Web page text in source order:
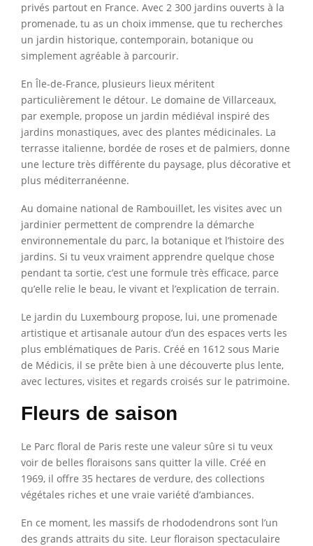
privés partout en France. Avec 2 300 jardins ouverts à la
promenade, tu as un choix immense, que tu recherches
un jardin historique, contemporain, botanique ou
simplement agréable à parcourir.
En Île-de-France, plusieurs lieux méritent
particulièrement le détour. Le domaine de Villarceaux,
par exemple, propose un jardin médiéval inspiré des
jardins monastiques, avec des plantes médicinales. La
terrasse italienne, bordée de roses et de palmiers, donne
une lecture très différente du paysage, plus décorative et
plus méditerranéenne.
Au domaine national de Rambouillet, les visites avec un
jardinier permettent de comprendre la démarche
environnementale du parc, la botanique et l’histoire des
jardins. Si tu veux vraiment apprendre quelque chose
pendant ta sortie, c’est une formule très efficace, parce
qu’elle relie le beau, le vivant et l’explication de terrain.
Le jardin du Luxembourg propose, lui, une promenade
artistique et artisanale autour d’un des espaces verts les
plus emblématiques de Paris. Créé en 1612 sous Marie
de Médicis, il se prête bien à une découverte plus lente,
avec lectures, visites et regards croisés sur le patrimoine.
Fleurs de saison
Le Parc floral de Paris reste une valeur sûre si tu veux
voir de belles floraisons sans quitter la ville. Créé en
1969, il offre 35 hectares de verdure, des collections
végétales riches et une vraie variété d’ambiances.
En ce moment, les massifs de rhododendrons sont l’un
des grands attraits du site. Leur floraison spectaculaire